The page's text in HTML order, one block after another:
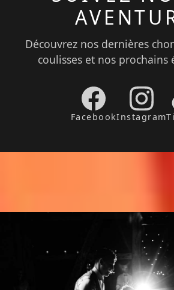
Découvrez nos dernières
coulisses et nos prochains
FacebookInstagram